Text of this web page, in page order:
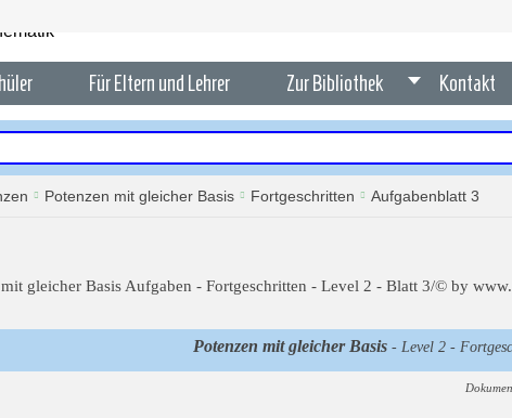
Für Eltern und Lehrer Zur Bibliothek Kontakt
Potenzen mit gleicher Basis Fortgeschritten Aufgabenblatt 3
Potenzen mit gleicher Basis - Level 2 -